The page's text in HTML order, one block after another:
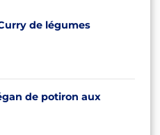
de légumes
de potiron aux